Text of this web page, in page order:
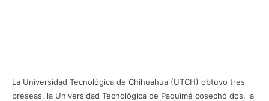
La Universidad Tecnológica de Chihuahua (UTCH) obtuvo tres
preseas, la Universidad Tecnológica de Paquimé cosechó dos, la